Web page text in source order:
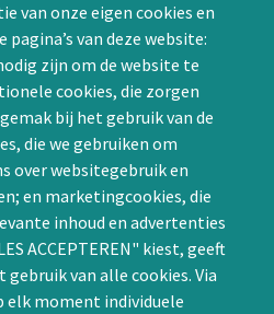
van onze eigen cookies en
pagina’s van deze website:
zijn om de website te
cookies, die zorgen
bij het gebruik van de
die we gebruiken om
over websitegebruik en
en marketingcookies, die
inhoud en advertenties
ACCEPTEREN" kiest, geeft
van alle cookies. Via
moment individuele
samenwerken in een van
de Special Interest
Groepen (SIG’s) of zelf een
SIG initiëren
Word lid